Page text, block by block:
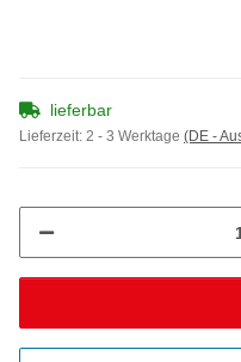
lieferbar
Lieferzeit: 2 - 3 Werktage (DE -